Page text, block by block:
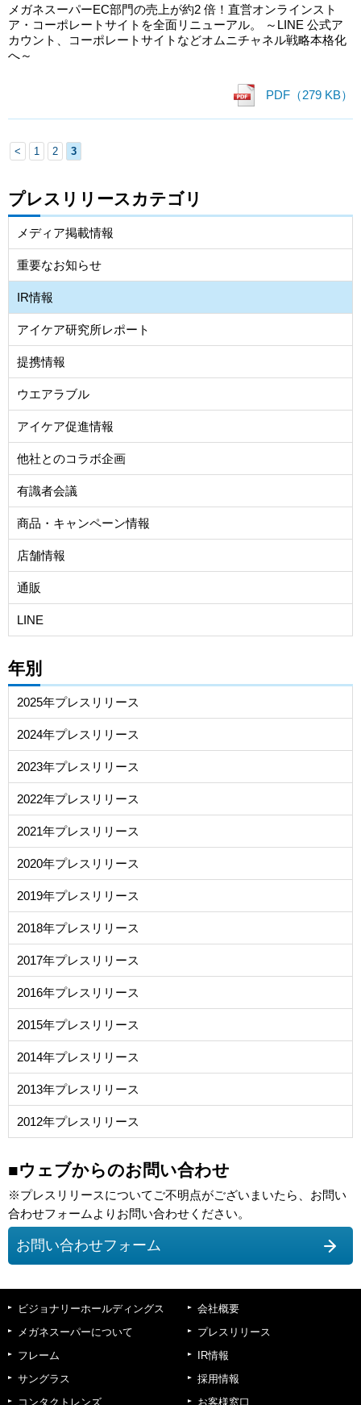
メガネスーパーEC部門の売上が約2 倍！直営オンラインスト
ア・コーポレートサイトを全面リニューアル。 ～LINE 公式ア
カウント、コーポレートサイトなどオムニチャネル戦略本格化
へ～
PDF（279 KB）
< 1 2 3
プレスリリースカテゴリ
メディア掲載情報
重要なお知らせ
IR情報
アイケア研究所レポート
提携情報
ウエアラブル
アイケア促進情報
他社とのコラボ企画
有識者会議
商品・キャンペーン情報
店舗情報
通販
LINE
年別
2025年プレスリリース
2024年プレスリリース
2023年プレスリリース
2022年プレスリリース
2021年プレスリリース
2020年プレスリリース
2019年プレスリリース
2018年プレスリリース
2017年プレスリリース
2016年プレスリリース
2015年プレスリリース
2014年プレスリリース
2013年プレスリリース
2012年プレスリリース
■ウェブからのお問い合わせ
※プレスリリースについてご不明点がございまいたら、お問い
合わせフォームよりお問い合わせください。
お問い合わせフォーム
ビジョナリーホールディングス
メガネスーパーについて
フレーム
サングラス
コンタクトレンズ
会社概要
プレスリリース
IR情報
採用情報
お客様窓口